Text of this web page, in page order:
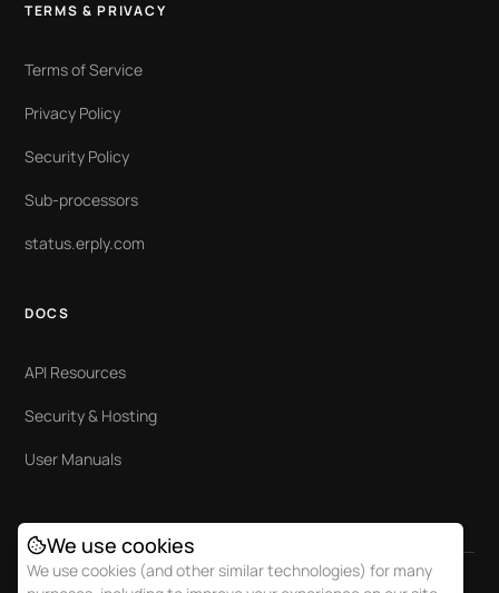
TERMS & PRIVACY
Terms of Service
Privacy Policy
Security Policy
Sub-processors
status.erply.com
DOCS
API Resources
Security & Hosting
User Manuals
We use cookies
We use cookies (and other similar technologies) for many